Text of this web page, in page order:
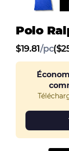
Polo
$19.81/pc